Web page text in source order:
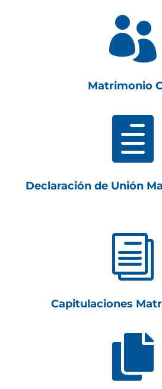

Matrimonio

Declaración de Unión
i
Capitulaciones
